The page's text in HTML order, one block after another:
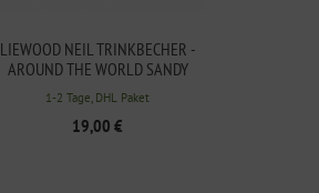
LIEWOOD NEIL TRINKBECHER -
AROUND THE WORLD SANDY
1-2 Tage, DHL Paket
19,00 €